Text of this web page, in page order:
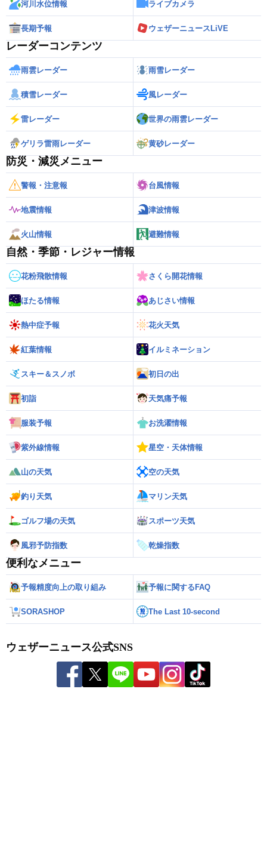
河川水位情報 ライブカメラ
長期予報 ウェザーニュースLiVE
レーダーコンテンツ
雨雲レーダー 雨雪レーダー
積雪レーダー 風レーダー
雷レーダー 世界の雨雲レーダー
ゲリラ雷雨レーダー 黄砂レーダー
防災・減災メニュー
警報・注意報 台風情報
地震情報 津波情報
火山情報 避難情報
自然・季節・レジャー情報
花粉飛散情報 さくら開花情報
ほたる情報 あじさい情報
熱中症予報 花火天気
紅葉情報 イルミネーション
スキー＆スノボ 初日の出
初詣 天気痛予報
服装予報 お洗濯情報
紫外線情報 星空・天体情報
山の天気 空の天気
釣り天気 マリン天気
ゴルフ場の天気 スポーツ天気
風邪予防指数 乾燥指数
便利なメニュー
予報精度向上の取り組み 予報に関するFAQ
SORASHOP The Last 10-second
ウェザーニュース公式SNS